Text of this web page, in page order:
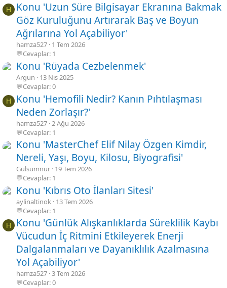
H
Konu 'Uzun Süre Bilgisayar Ekranına Bakmak
Göz Kuruluğunu Artırarak Baş ve Boyun
Ağrılarına Yol Açabiliyor'
hamza527 1 Tem 2026
💬Cevaplar: 1
Konu 'Rüyada Cezbelenmek'
Argun
13 Nis 2025
💬Cevaplar: 0
H
Konu 'Hemofili Nedir? Kanın Pıhtılaşması
Neden Zorlaşır?'
hamza527 2 Ağu 2026
💬Cevaplar: 1
Konu 'MasterChef Elif Nilay Özgen Kimdir,
Nereli, Yaşı, Boyu, Kilosu, Biyografisi'
Gulsumnur 19 Tem 2026
💬Cevaplar: 1
Konu 'Kıbrıs Oto İlanları Sitesi'
aylinaltinok 13 Tem 2026
💬Cevaplar: 1
H
Konu 'Günlük Alışkanlıklarda Süreklilik Kaybı
Vücudun İç Ritmini Etkileyerek Enerji
Dalgalanmaları ve Dayanıklılık Azalmasına
Yol Açabiliyor'
hamza527 3 Tem 2026
💬Cevaplar: 0